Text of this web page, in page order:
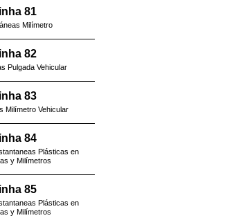
81
Milímetro
82
Pulgada Vehicular
83
Milímetro Vehicular
84
Plásticas en
y Milímetros
85
Plásticas en
y Milímetros